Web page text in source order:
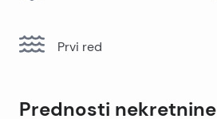
Prvi red
Prednosti nekretnine